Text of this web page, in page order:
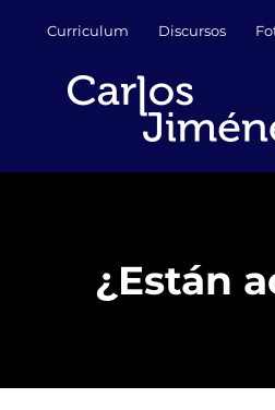
contenido
Curriculum Discursos
¿Están